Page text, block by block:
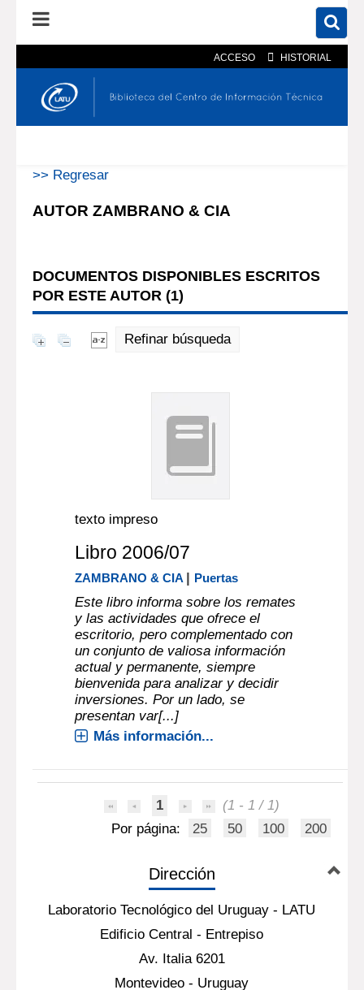
ACCESO HISTORIAL
En el catálogo En el sitio
>> Regresar
AUTOR ZAMBRANO & CIA
DOCUMENTOS DISPONIBLES ESCRITOS
POR ESTE AUTOR (1)
Refinar búsqueda
texto impreso
Libro 2006/07
ZAMBRANO & CIA | Puertas
Este libro informa sobre los remates
y las actividades que ofrece el
escritorio, pero complementado con
un conjunto de valiosa información
actual y permanente, siempre
bienvenida para analizar y decidir
inversiones. Por un lado, se
presentan var[...]
Más información...
1
(1 - 1 / 1)
Por página:
25 50 100 200
Dirección
Laboratorio Tecnológico del Uruguay - LATU
Edificio Central - Entrepiso
Av. Italia 6201
Montevideo - Uruguay